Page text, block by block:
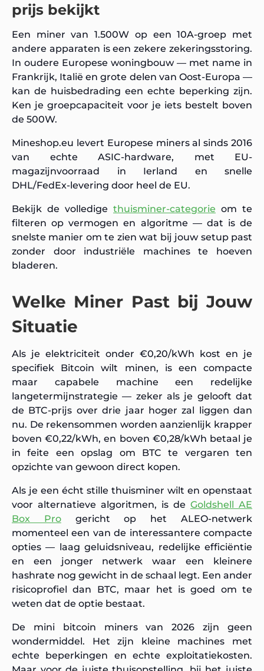
prijs bekijkt
Een miner van 1.500W op een 10A-groep met
andere apparaten is een zekere zekeringsstoring.
In oudere Europese woningbouw — met name in
Frankrijk, Italië en grote delen van Oost-Europa —
kan de huisbedrading een echte beperking zijn.
Ken je groepcapaciteit voor je iets bestelt boven
de 500W.
Mineshop.eu levert Europese miners al sinds 2016
van echte ASIC-hardware, met EU-
magazijnvoorraad in Ierland en snelle
DHL/FedEx-levering door heel de EU.
Bekijk de volledige thuisminer-categorie om te
filteren op vermogen en algoritme — dat is de
snelste manier om te zien wat bij jouw setup past
zonder door industriële machines te hoeven
bladeren.
Welke Miner Past bij Jouw
Situatie
Als je elektriciteit onder €0,20/kWh kost en je
specifiek Bitcoin wilt minen, is een compacte
maar capabele machine een redelijke
langetermijnstrategie — zeker als je gelooft dat
de BTC-prijs over drie jaar hoger zal liggen dan
nu. De rekensommen worden aanzienlijk krapper
boven €0,22/kWh, en boven €0,28/kWh betaal je
in feite een opslag om BTC te vergaren ten
opzichte van gewoon direct kopen.
Als je een écht stille thuisminer wilt en openstaat
voor alternatieve algoritmen, is de Goldshell AE
Box Progericht op het ALEO-netwerk
momenteel een van de interessantere compacte
opties — laag geluidsniveau, redelijke efficiëntie
en een jonger netwerk waar een kleinere
hashrate nog gewicht in de schaal legt. Een ander
risicoprofiel dan BTC, maar het is goed om te
weten dat de optie bestaat.
De mini bitcoin miners van 2026 zijn geen
wondermiddel. Het zijn kleine machines met
echte beperkingen en echte exploitatiekosten.